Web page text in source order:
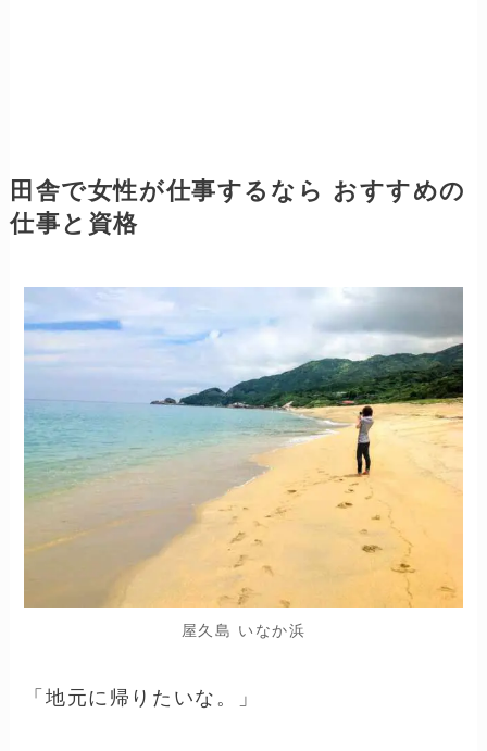
田舎で女性が仕事するなら おすすめの
仕事と資格
屋久島 いなか浜
「地元に帰りたいな。」